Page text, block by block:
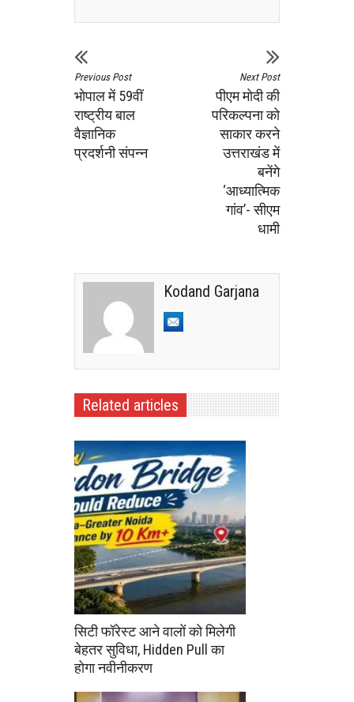
Previous Post
भोपाल में 59वीं
राष्ट्रीय बाल
वैज्ञानिक
प्रदर्शनी संपन्न
Next Post
पीएम मोदी की
परिकल्पना को
साकार करने
उत्तराखंड में
बनेंगे
‘आध्यात्मिक
गांव’- सीएम
धामी
Kodand Garjana
Related articles
सिटी फॉरेस्ट आने वालों को मिलेगी
बेहतर सुविधा, Hidden Pull का
होगा नवीनीकरण